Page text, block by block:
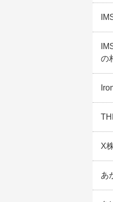
の
X
あ